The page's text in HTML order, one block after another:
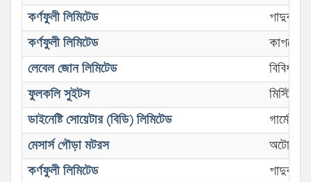
কর্ণফুলী লিমিটেড
পাদুকা/
কর্ণফুলী লিমিটেড
কাপড়ের
লেবেল জোন লিমিটেড
বিবিধ
ফুলকলি সুইটস
মিস্টির
ডাইনেষ্টি সোয়েটার (বিডি) লিমিটেড
মেসার্স গৌড়া মটরস
কর্ণফুলী লিমিটেড
পাদুকা/